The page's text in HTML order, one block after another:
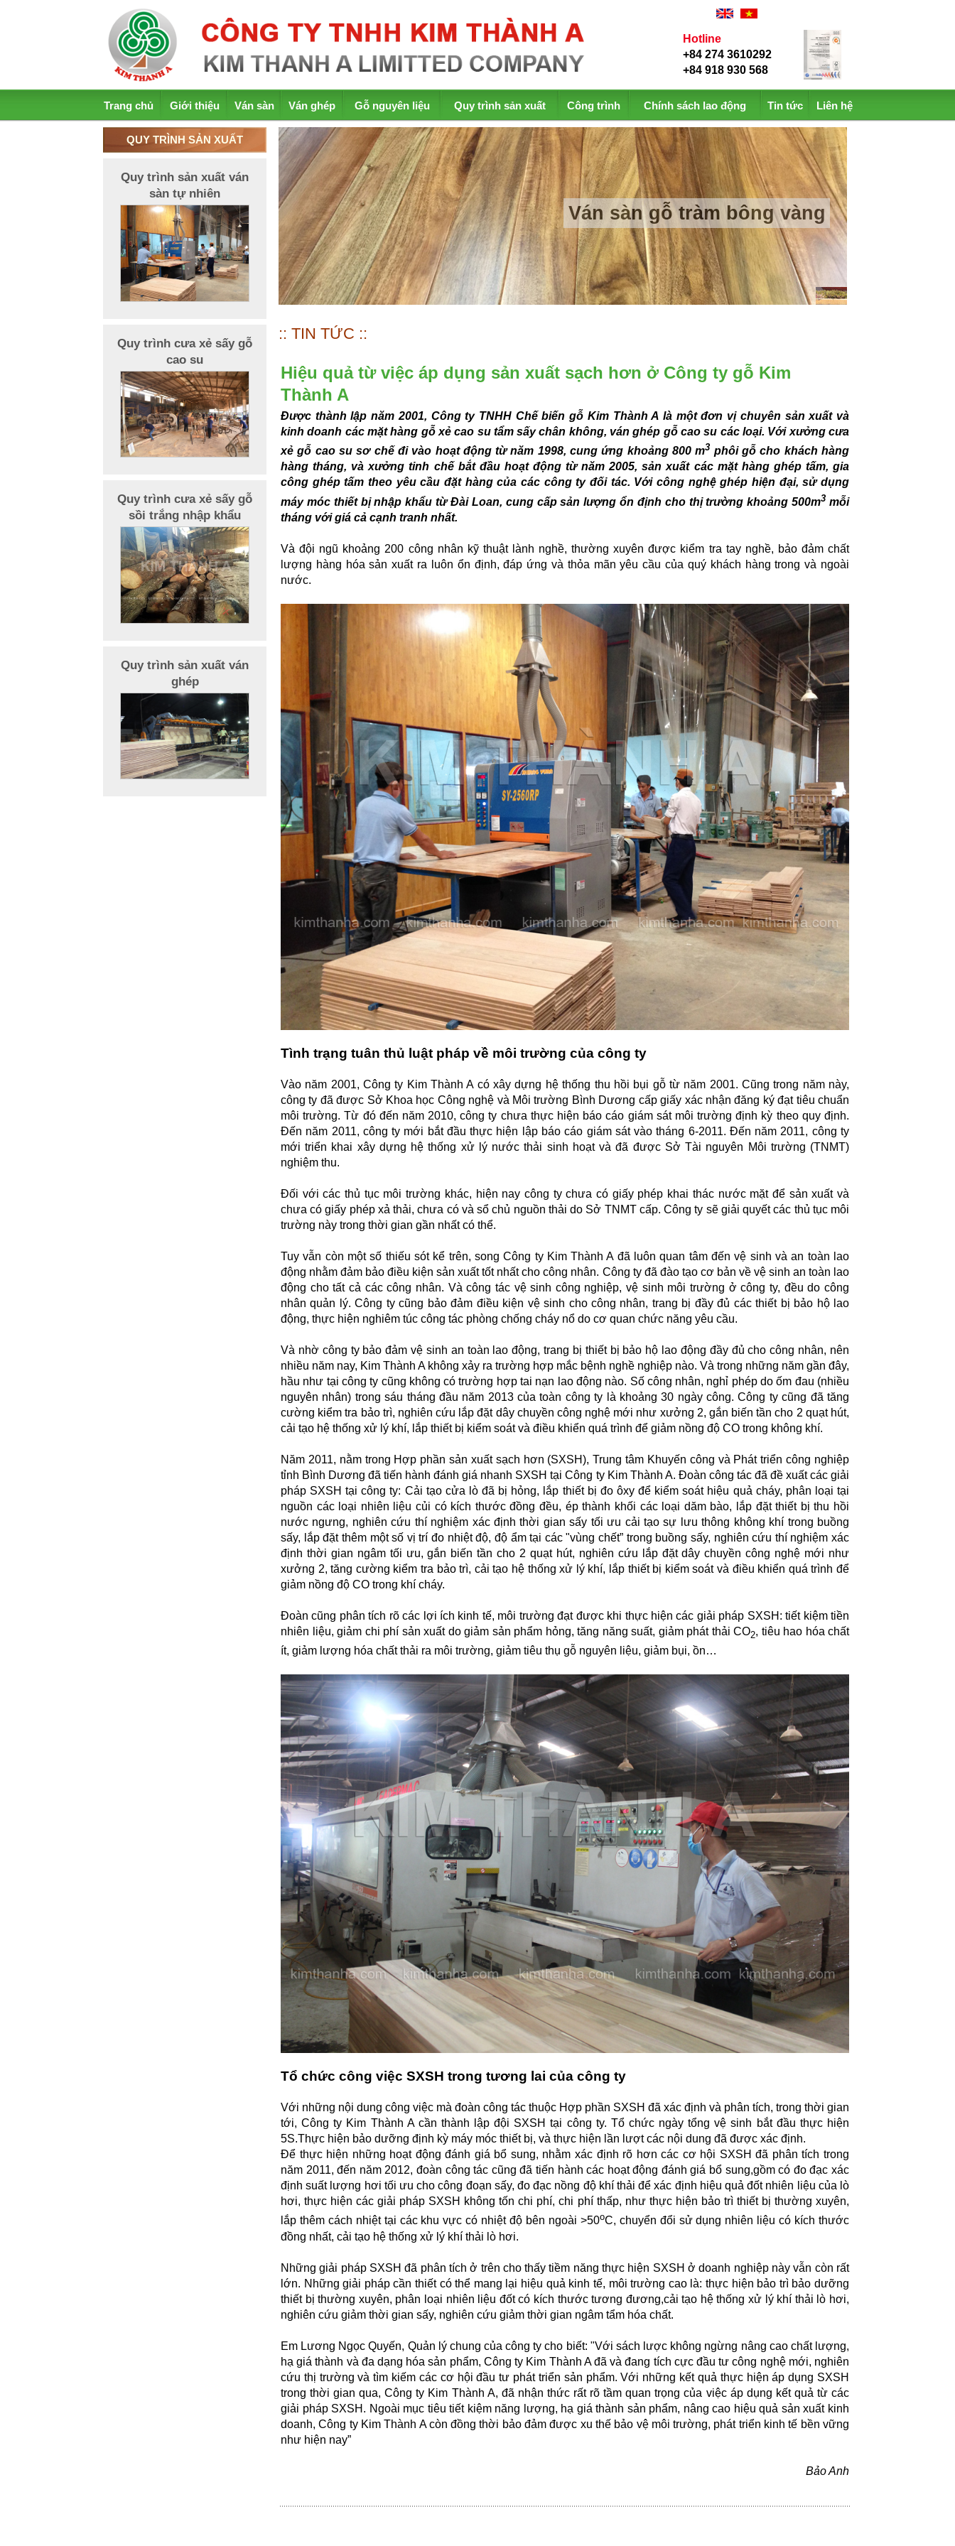
Hotline
+84 274 3610292
+84 918 930 568
Trang chủ Giới thiệu Ván sàn Ván ghép Gỗ nguyên liệu Quy trình sản xuất Công trình Chính sách lao động Tin tức Liên hệ
QUY TRÌNH SẢN XUẤT
Quy trình sản xuất ván
sàn tự nhiên
Quy trình cưa xẻ sấy gỗ
cao su
Quy trình cưa xẻ sấy gỗ
sồi trắng nhập khẩu
Quy trình sản xuất ván
ghép
Ván sàn gỗ sồi xương cá
:: TIN TỨC ::
Hiệu quả từ việc áp dụng sản xuất sạch hơn ở Công ty gỗ Kim
Thành A
Được thành lập năm 2001, Công ty TNHH Chế biến gỗ Kim Thành A là một đơn vị chuyên sản xuất và
kinh doanh các mặt hàng gỗ xẻ cao su tẩm sấy chân không, ván ghép gỗ cao su các loại. Với xưởng cưa
xẻ gỗ cao su sơ chế đi vào hoạt động từ năm 1998, cung ứng khoảng 800 m3 phôi gỗ cho khách hàng
hàng tháng, và xưởng tinh chế bắt đầu hoạt động từ năm 2005, sản xuất các mặt hàng ghép tấm, gia
công ghép tấm theo yêu cầu đặt hàng của các công ty đối tác. Với công nghệ ghép hiện đại, sử dụng
máy móc thiết bị nhập khẩu từ Đài Loan, cung cấp sản lượng ổn định cho thị trường khoảng 500m3 mỗi
tháng với giá cả cạnh tranh nhất.
Và đội ngũ khoảng 200 công nhân kỹ thuật lành nghề, thường xuyên được kiểm tra tay nghề, bảo đảm chất
lượng hàng hóa sản xuất ra luôn ổn định, đáp ứng và thỏa mãn yêu cầu của quý khách hàng trong và ngoài
nước.
Tình trạng tuân thủ luật pháp về môi trường của công ty
Vào năm 2001, Công ty Kim Thành A có xây dựng hệ thống thu hồi bụi gỗ từ năm 2001. Cũng trong năm này,
công ty đã được Sở Khoa học Công nghệ và Môi trường Bình Dương cấp giấy xác nhận đăng ký đạt tiêu chuẩn
môi trường. Từ đó đến năm 2010, công ty chưa thực hiện báo cáo giám sát môi trường định kỳ theo quy định.
Đến năm 2011, công ty mới bắt đầu thực hiện lập báo cáo giám sát vào tháng 6-2011. Đến năm 2011, công ty
mới triển khai xây dựng hệ thống xử lý nước thải sinh hoạt và đã được Sở Tài nguyên Môi trường (TNMT)
nghiệm thu.
Đối với các thủ tục môi trường khác, hiện nay công ty chưa có giấy phép khai thác nước mặt để sản xuất và
chưa có giấy phép xả thải, chưa có và sổ chủ nguồn thải do Sở TNMT cấp. Công ty sẽ giải quyết các thủ tục môi
trường này trong thời gian gần nhất có thể.
Tuy vẫn còn một số thiếu sót kể trên, song Công ty Kim Thành A đã luôn quan tâm đến vệ sinh và an toàn lao
động nhằm đảm bảo điều kiện sản xuất tốt nhất cho công nhân. Công ty đã đào tạo cơ bản về vệ sinh an toàn lao
động cho tất cả các công nhân. Và công tác vệ sinh công nghiệp, vệ sinh môi trường ở công ty, đều do công
nhân quản lý. Công ty cũng bảo đảm điều kiện vệ sinh cho công nhân, trang bị đầy đủ các thiết bị bảo hộ lao
động, thực hiện nghiêm túc công tác phòng chống cháy nổ do cơ quan chức năng yêu cầu.
Và nhờ công ty bảo đảm vệ sinh an toàn lao động, trang bị thiết bị bảo hộ lao động đầy đủ cho công nhân, nên
nhiều năm nay, Kim Thành A không xảy ra trường hợp mắc bệnh nghề nghiệp nào. Và trong những năm gần đây,
hầu như tại công ty cũng không có trường hợp tai nạn lao động nào. Số công nhân, nghỉ phép do ốm đau (nhiều
nguyên nhân) trong sáu tháng đầu năm 2013 của toàn công ty là khoảng 30 ngày công. Công ty cũng đã tăng
cường kiểm tra bảo trì, nghiên cứu lắp đặt dây chuyền công nghệ mới như xưởng 2, gắn biến tần cho 2 quạt hút,
cải tạo hệ thống xử lý khí, lắp thiết bị kiểm soát và điều khiển quá trình để giảm nồng độ CO trong không khí.
Năm 2011, nằm trong Hợp phần sản xuất sạch hơn (SXSH), Trung tâm Khuyến công và Phát triển công nghiệp
tỉnh Bình Dương đã tiến hành đánh giá nhanh SXSH tại Công ty Kim Thành A. Đoàn công tác đã đề xuất các giải
pháp SXSH tại công ty: Cải tạo cửa lò đã bị hỏng, lắp thiết bị đo ôxy để kiểm soát hiệu quả cháy, phân loại tại
nguồn các loại nhiên liệu củi có kích thước đồng đều, ép thành khối các loại dăm bào, lắp đặt thiết bị thu hồi
nước ngưng, nghiên cứu thí nghiệm xác định thời gian sấy tối ưu cải tạo sự lưu thông không khí trong buồng
sấy, lắp đặt thêm một số vị trí đo nhiệt độ, độ ẩm tại các "vùng chết” trong buồng sấy, nghiên cứu thí nghiệm xác
định thời gian ngâm tối ưu, gắn biến tần cho 2 quạt hút, nghiên cứu lắp đặt dây chuyền công nghệ mới như
xưởng 2, tăng cường kiểm tra bảo trì, cải tạo hệ thống xử lý khí, lắp thiết bị kiểm soát và điều khiển quá trình để
giảm nồng độ CO trong khí cháy.
Đoàn cũng phân tích rõ các lợi ích kinh tế, môi trường đạt được khi thực hiện các giải pháp SXSH: tiết kiệm tiền
nhiên liệu, giảm chi phí sản xuất do giảm sản phẩm hỏng, tăng năng suất, giảm phát thải CO2, tiêu hao hóa chất
ít, giảm lượng hóa chất thải ra môi trường, giảm tiêu thụ gỗ nguyên liệu, giảm bụi, ồn…
Tổ chức công việc SXSH trong tương lai của công ty
Với những nội dung công việc mà đoàn công tác thuộc Hợp phần SXSH đã xác định và phân tích, trong thời gian
tới, Công ty Kim Thành A cần thành lập đội SXSH tại công ty. Tổ chức ngày tổng vệ sinh bắt đầu thực hiện
5S.Thực hiện bảo dưỡng định kỳ máy móc thiết bị, và thực hiện lần lượt các nội dung đã được xác định.
Để thực hiện những hoạt động đánh giá bổ sung, nhằm xác định rõ hơn các cơ hội SXSH đã phân tích trong
năm 2011, đến năm 2012, đoàn công tác cũng đã tiến hành các hoạt động đánh giá bổ sung,gồm có đo đạc xác
định suất lượng hơi tối ưu cho công đoạn sấy, đo đạc nồng độ khí thải để xác định hiệu quả đốt nhiên liệu của lò
hơi, thực hiện các giải pháp SXSH không tốn chi phí, chi phí thấp, như thực hiện bảo trì thiết bị thường xuyên,
lắp thêm cách nhiệt tại các khu vực có nhiệt độ bên ngoài >50oC, chuyển đổi sử dụng nhiên liệu có kích thước
đồng nhất, cải tạo hệ thống xử lý khí thải lò hơi.
Những giải pháp SXSH đã phân tích ở trên cho thấy tiềm năng thực hiện SXSH ở doanh nghiệp này vẫn còn rất
lớn. Những giải pháp cần thiết có thể mang lại hiệu quả kinh tế, môi trường cao là: thực hiện bảo trì bảo dưỡng
thiết bị thường xuyên, phân loại nhiên liệu đốt có kích thước tương đương,cải tạo hệ thống xử lý khí thải lò hơi,
nghiên cứu giảm thời gian sấy, nghiên cứu giảm thời gian ngâm tẩm hóa chất.
Em Lương Ngọc Quyến, Quản lý chung của công ty cho biết: "Với sách lược không ngừng nâng cao chất lượng,
hạ giá thành và đa dạng hóa sản phẩm, Công ty Kim Thành A đã và đang tích cực đầu tư công nghệ mới, nghiên
cứu thị trường và tìm kiếm các cơ hội đầu tư phát triển sản phẩm. Với những kết quả thực hiện áp dụng SXSH
trong thời gian qua, Công ty Kim Thành A, đã nhận thức rất rõ tầm quan trọng của việc áp dụng kết quả từ các
giải pháp SXSH. Ngoài mục tiêu tiết kiệm năng lượng, hạ giá thành sản phẩm, nâng cao hiệu quả sản xuất kinh
doanh, Công ty Kim Thành A còn đồng thời bảo đảm được xu thế bảo vệ môi trường, phát triển kinh tế bền vững
như hiện nay”
Bảo Anh